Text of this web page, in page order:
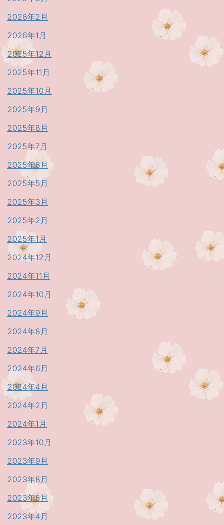
2026年2月
2026年1月
2025年12月
2025年11月
2025年10月
2025年9月
2025年8月
2025年7月
2025年6月
2025年5月
2025年3月
2025年2月
2025年1月
2024年12月
2024年11月
2024年10月
2024年9月
2024年8月
2024年7月
2024年6月
2024年4月
2024年2月
2024年1月
2023年10月
2023年9月
2023年8月
2023年5月
2023年4月